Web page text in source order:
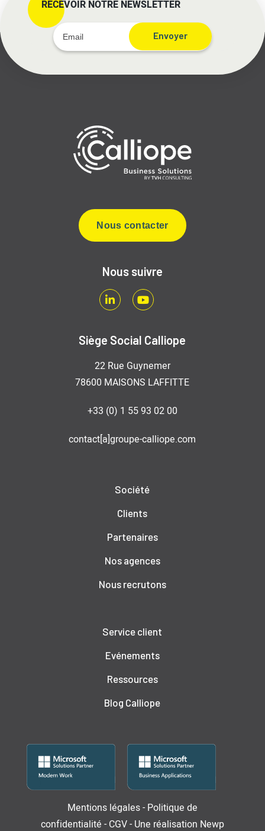
RECEVOIR NOTRE NEWSLETTER
Envoyer
Nous contacter
Nous suivre
LinkedInYoutube
Siège Social Calliope
22 Rue Guynemer
78600 MAISONS LAFFITTE
+33 (0) 1 55 93 02 00
contact[a]groupe-calliope.com
Société
Clients
Partenaires
Nos agences
Nous recrutons
Service client
Evénements
Ressources
Blog Calliope
Mentions légales- Politique de
confidentialité - CGV-Une réalisation Newp